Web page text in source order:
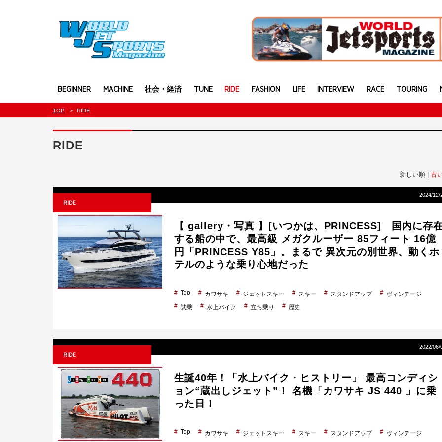
BEGINNER MACHINE 社会・経済 TUNE RIDE FASHION LIFE INTERVIEW RACE TOURING
TOP RIDE
RIDE
新しい順 | 古
2024/12/
RIDE
【 gallery・写真 】[いつかは、PRINCESS] 国内に存
する船の中で、最高級 メガクルーザー 85フィート 16億
円「PRINCESS Y85」。まるで 異次元の別世界、動くホ
テルのような乗り心地だった
Top カワサキ ジェットスキー スキー スタンドアップ
ヴィンテージ
試乗
水上バイク 立ち乗り 歴史
2022/06/
RIDE
生誕40年！「水上バイク・ヒストリー」 最高コンディシ
ョン“蔵出しジェット”！ 名機「カワサキ JS 440 」に乗
った日！
Top カワサキ ジェットスキー スキー スタンドアップ ヴィンテージ